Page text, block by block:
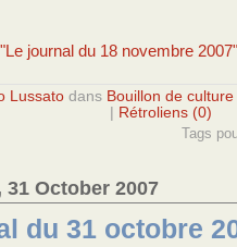
journal du 18 novembre 2007"
Lussato dans Bouillon de culture
Rétroliens (0)
Tags
31 October 2007
du 31 octobre